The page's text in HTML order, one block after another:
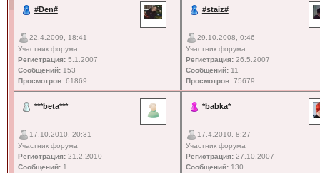
#Den#
22.4.2009, 18:41
Участник форума
Регистрация:5.1.2007
Сообщений:153
Просмотров:61869
#staiz#
29.10.2008, 0:46
Участник форума
Регистрация:26.5.2007
Сообщений:11
Просмотров:75679
***beta***
17.10.2010, 20:31
Участник форума
Регистрация:21.2.2010
Сообщений:1
*babka*
17.4.2010, 8:27
Участник форума
Регистрация:27.10.2007
Сообщений:130